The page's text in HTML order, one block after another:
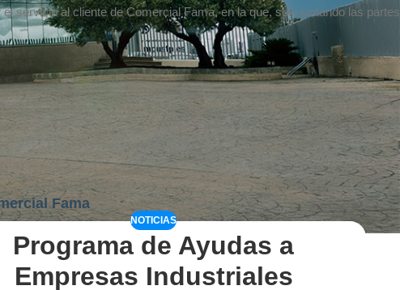
servicio al cliente de Comercial Fama, en la que, solo juntando las partes
Fama
NOTICIAS
Programa de Ayudas a
Empresas Industriales